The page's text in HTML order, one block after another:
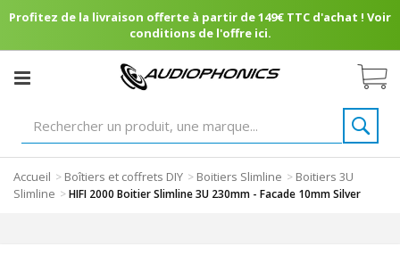
Profitez de la livraison offerte à partir de 149€ TTC d'achat ! Voir
conditions de l'offre ici.
Accueil > Boîtiers et coffrets DIY > Boitiers Slimline > Boitiers 3U
Slimline >HIFI 2000 Boitier Slimline 3U 230mm - Facade 10mm Silver